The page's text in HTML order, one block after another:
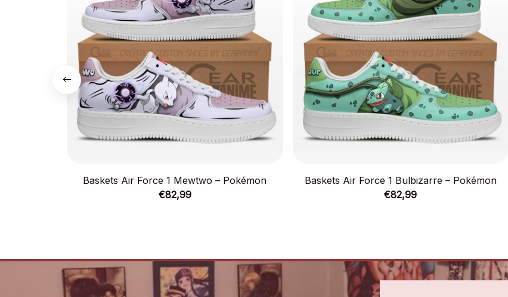
Baskets Air Force 1 Mewtwo – Pokémon
€82,99
Baskets Air Force 1 Bulbizarre – Pokémon
€82,99